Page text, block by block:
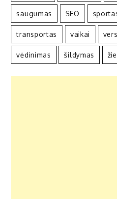
saugumas SEO
transportas vaikai
vėdinimas šildymas